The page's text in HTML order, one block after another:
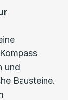
und
Bausteine.